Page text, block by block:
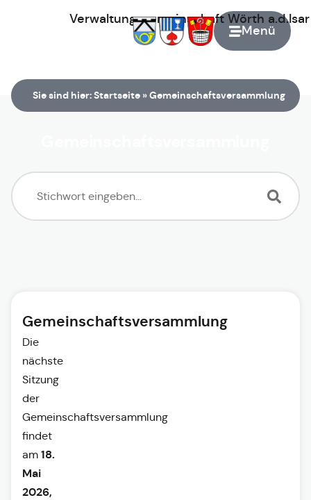
Menü
Verwaltungsgemeinschaft Wörth
Sie sind hier:Startseite »Gemeinschaftsversammlung
Gemeinschaftsversammlung
Die
nächste
Sitzung
der
Gemeinschaftsversammlung
findet
am 18.
Mai
2026,